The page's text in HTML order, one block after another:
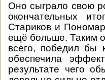
Оно сыграло свою
окончательных
Стариков и
ещё больше. Таким
всего, победил бы
обеспечила
результате чего